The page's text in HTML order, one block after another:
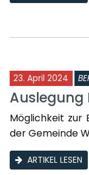
23. April 2024
Auslegung
Möglichkeit zur
der Gemeinde
ARTIKEL LESEN